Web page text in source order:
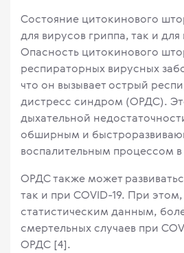
Состояние цитокинового
для вирусов гриппа, так и
Опасность цитокинового
респираторных вирусных
что он вызывает острый
дистресс синдром (ОРДС).
дыхательной
обширным и
воспалительным процессом в
ОРДС также может
так и при COVID-19. При
статистическим данным,
смертельных случаев при
ОРДС [4].